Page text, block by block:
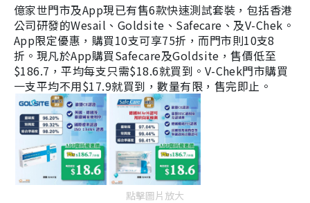
億家世門市及App現已有售6款快速測試套裝，包括香港
公司研發的Wesail、Goldsite、Safecare、及V-Chek。
App限定優惠，購買10支可享75折，而門市則10支8
折。現凡於App購買Safecare及Goldsite，售價低至
$186.7，平均每支只需$18.6就買到。V-Chek門市購買
一支平均不用$17.9就買到，數量有限，售完即止。
點擊圖片放大